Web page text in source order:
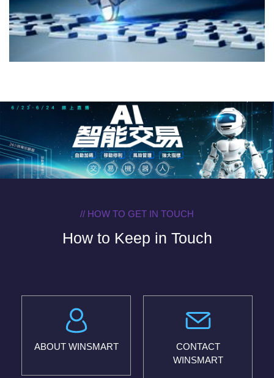
// HOW TO GET IN TOUCH
How to Keep in Touch
ABOUT WINSMART
CONTACT
WINSMART